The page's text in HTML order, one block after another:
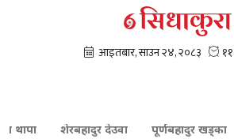
शेरबहादुर देउवा पूर्णबहादुर खड्का